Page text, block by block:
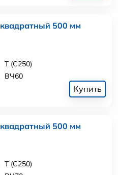
500 мм
Т (С250)
ВЧ60
Купить
500 мм
Т (С250)